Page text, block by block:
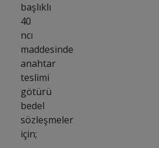
başlıklı
40
ncı
maddesinde
anahtar
teslimi
götürü
bedel
sözleşmeler
için;